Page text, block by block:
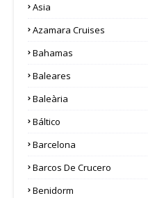
Asia
Azamara Cruises
Bahamas
Baleares
Baleària
Báltico
Barcelona
Barcos De Crucero
Benidorm